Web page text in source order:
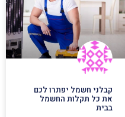
קבלני חשמל יפתרו לכם
את כל תקלות החשמל
בבית